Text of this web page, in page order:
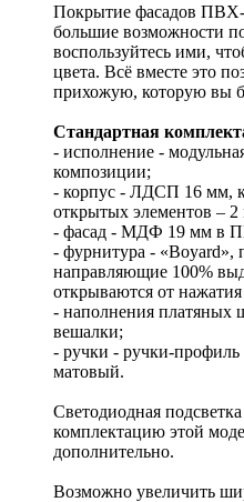
Покрытие фасадов ПВХ-
большие возможности
воспользуйтесь ими,
цвета. Всё вместе это
прихожую, которую вы
Стандартная
- исполнение -
композиции;
- корпус - ЛДСП 16 мм,
открытых элементов –
- фасад - МДФ 19 мм в
- фурнитура - «Boyard»,
направляющие 100%
открываются от
- наполнения
вешалки;
- ручки - ручки-
матовый.
Светодиодная
комплектацию этой
дополнительно.
Возможно увеличить